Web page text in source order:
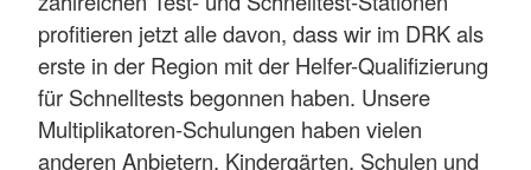
profitieren jetzt alle davon, dass wir im DRK als
erste in der Region mit der Helfer-Qualifizierung
für Schnelltests begonnen haben. Unsere
Multiplikatoren-Schulungen haben vielen
anderen Anbietern, Kindergärten, Schulen und